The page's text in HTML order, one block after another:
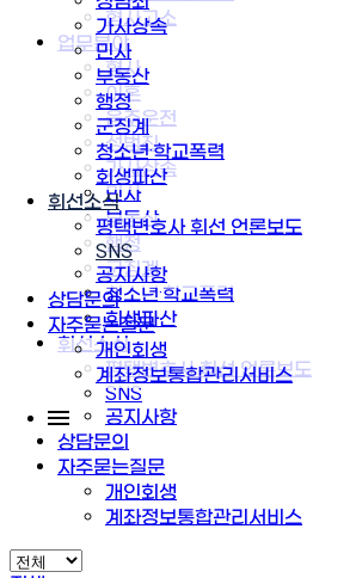
가사상속
민사
부동산
행정
군징계
청소년·학교폭력
회생파산
휘선소식
평택변호사 휘선 언론보도
SNS
공지사항
상담문의
자주묻는질문
개인회생
계좌정보통합관리서비스
형사고소
업무분야
형사
이혼
음주운전
성범죄
가사상속
민사
부동산
행정
군징계
청소년·학교폭력
회생파산
휘선소식
평택변호사 휘선 언론보도
SNS
공지사항
상담문의
자주묻는질문
개인회생
계좌정보통합관리서비스